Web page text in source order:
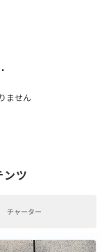
ません
ンツ
チャーター